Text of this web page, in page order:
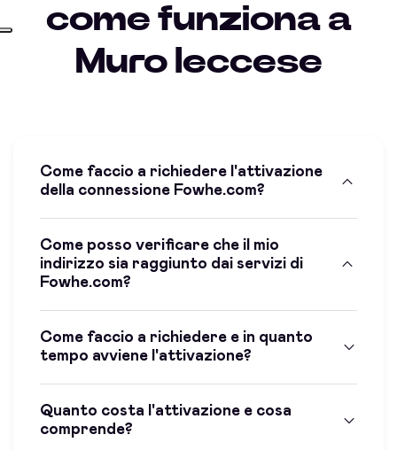
come funziona a
Muro leccese
Come faccio a richiedere l'attivazione
della connessione Fowhe.com?
Come posso verificare che il mio
indirizzo sia raggiunto dai servizi di
Fowhe.com?
Come faccio a richiedere e in quanto
tempo avviene l'attivazione?
Quanto costa l'attivazione e cosa
comprende?